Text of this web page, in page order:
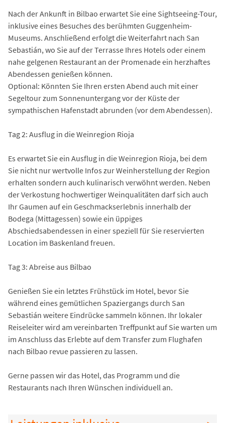
Nach der Ankunft in Bilbao erwartet Sie eine Sightseeing-Tour,
inklusive eines Besuches des berühmten Guggenheim-
Museums. Anschließend erfolgt die Weiterfahrt nach San
Sebastián, wo Sie auf der Terrasse Ihres Hotels oder einem
nahe gelgenen Restaurant an der Promenade ein herzhaftes
Abendessen genießen können.
Optional: Könnten Sie Ihren ersten Abend auch mit einer
Segeltour zum Sonnenuntergang vor der Küste der
sympathischen Hafenstadt abrunden (vor dem Abendessen).
Tag 2: Ausflug in die Weinregion Rioja
Es erwartet Sie ein Ausflug in die Weinregion Rioja, bei dem
Sie nicht nur wertvolle Infos zur Weinherstellung der Region
erhalten sondern auch kulinarisch verwöhnt werden. Neben
der Verkostung hochwertiger Weinqualitäten darf sich auch
Ihr Gaumen auf ein Geschmackserlebnis innerhalb der
Bodega (Mittagessen) sowie ein üppiges
Abschiedsabendessen in einer speziell für Sie reservierten
Location im Baskenland freuen.
Tag 3: Abreise aus Bilbao
Genießen Sie ein letztes Frühstück im Hotel, bevor Sie
während eines gemütlichen Spaziergangs durch San
Sebastián weitere Eindrücke sammeln können. Ihr lokaler
Reiseleiter wird am vereinbarten Treffpunkt auf Sie warten um
im Anschluss das Erlebte auf dem Transfer zum Flughafen
nach Bilbao revue passieren zu lassen.
Gerne passen wir das Hotel, das Programm und die
Restaurants nach Ihren Wünschen individuell an.